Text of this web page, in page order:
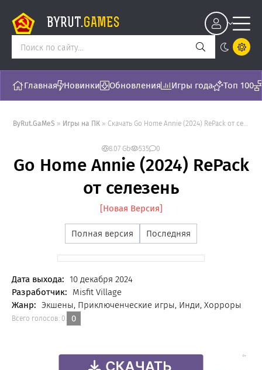
BYRUT.GAMES
Главная Новинки Обновления Игры года Топ 100
ByRut.GaMeS » Игры на ПК » Скачать Go Home Annie (2024) RePack от селезень - торрент последняя версия []
8.07 Gb 535 0
Go Home Annie (2024) RePack
от селезень
[Новая Версия]
Полная версия Последняя
Дата выхода:
10 декабря 2024
Разработчик:
Misfit Village
Жанр: Экшены, Приключенческие игры, Инди, Хорроры
Всего голосов: 0. 0